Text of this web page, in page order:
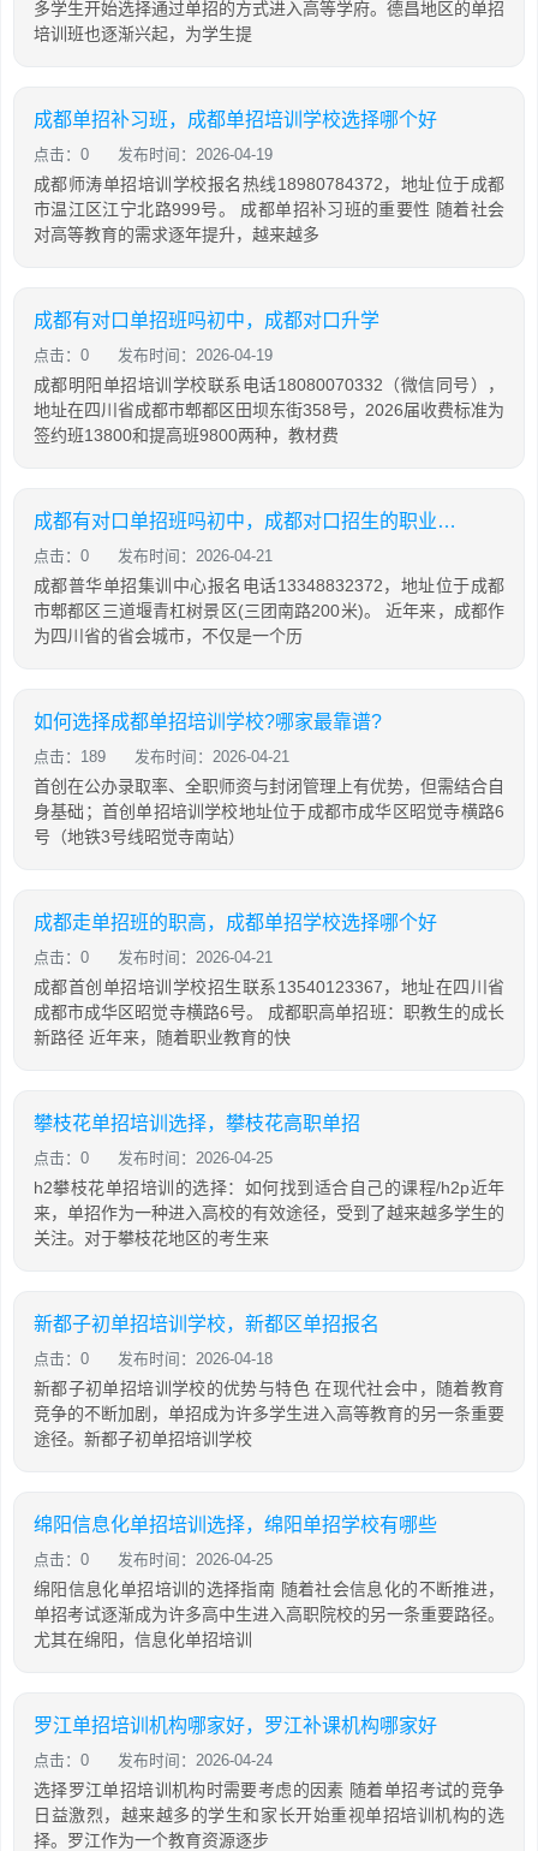
多学生开始选择通过单招的方式进入高等学府。德昌地区的单招
培训班也逐渐兴起，为学生提
成都单招补习班，成都单招培训学校选择哪个好
点击：0 发布时间：2026-04-19
成都师涛单招培训学校报名热线18980784372，地址位于成都
市温江区江宁北路999号。 成都单招补习班的重要性 随着社会
对高等教育的需求逐年提升，越来越多
成都有对口单招班吗初中，成都对口升学
点击：0 发布时间：2026-04-19
成都明阳单招培训学校联系电话18080070332（微信同号），
地址在四川省成都市郫都区田坝东街358号，2026届收费标准为
签约班13800和提高班9800两种，教材费
成都有对口单招班吗初中，成都对口招生的职业学院
点击：0 发布时间：2026-04-21
成都普华单招集训中心报名电话13348832372，地址位于成都
市郫都区三道堰青杠树景区(三团南路200米)。 近年来，成都作
为四川省的省会城市，不仅是一个历
如何选择成都单招培训学校?哪家最靠谱?
点击：189 发布时间：2026-04-21
首创在公办录取率、全职师资与封闭管理上有优势，但需结合自
身基础；首创单招培训学校地址位于成都市成华区昭觉寺横路6
号（地铁3号线昭觉寺南站）
成都走单招班的职高，成都单招学校选择哪个好
点击：0 发布时间：2026-04-21
成都首创单招培训学校招生联系13540123367，地址在四川省
成都市成华区昭觉寺横路6号。 成都职高单招班：职教生的成长
新路径 近年来，随着职业教育的快
攀枝花单招培训选择，攀枝花高职单招
点击：0 发布时间：2026-04-25
h2攀枝花单招培训的选择：如何找到适合自己的课程/h2p近年
来，单招作为一种进入高校的有效途径，受到了越来越多学生的
关注。对于攀枝花地区的考生来
新都子初单招培训学校，新都区单招报名
点击：0 发布时间：2026-04-18
新都子初单招培训学校的优势与特色 在现代社会中，随着教育
竞争的不断加剧，单招成为许多学生进入高等教育的另一条重要
途径。新都子初单招培训学校
绵阳信息化单招培训选择，绵阳单招学校有哪些
点击：0 发布时间：2026-04-25
绵阳信息化单招培训的选择指南 随着社会信息化的不断推进，
单招考试逐渐成为许多高中生进入高职院校的另一条重要路径。
尤其在绵阳，信息化单招培训
罗江单招培训机构哪家好，罗江补课机构哪家好
点击：0 发布时间：2026-04-24
选择罗江单招培训机构时需要考虑的因素 随着单招考试的竞争
日益激烈，越来越多的学生和家长开始重视单招培训机构的选
择。罗江作为一个教育资源逐步